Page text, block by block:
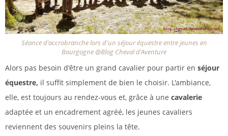
Séance d'accrobranche lors d'un séjour équestre entre jeunes en
Bourgogne @Blog Cheval d'Aventure
Alors pas besoin d'être un grand cavalier pour partir en séjour
équestre, il suffit simplement de bien le choisir. L'ambiance,
elle, est toujours au rendez-vous et, grâce à une cavalerie
adaptée et un encadrement agréé, les jeunes cavaliers
reviennent des souvenirs pleins la tête.